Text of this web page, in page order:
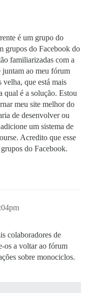
é um grupo do
grupos do Facebook do
familiarizadas com a
juntam ao meu fórum
velha, que está mais
qual é a solução. Estou
meu site melhor do
de desenvolver ou
um sistema de
Acredito que esse
do Facebook.
colaboradores de
os a voltar ao fórum
sobre monociclos.